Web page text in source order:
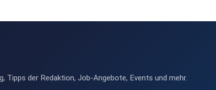
der Redaktion, Job-Angebote, Events und mehr.